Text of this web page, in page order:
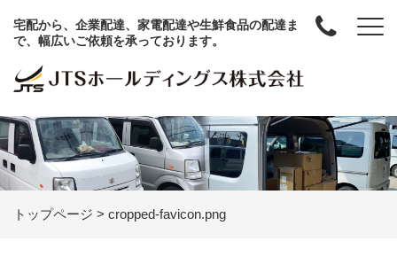
宅配から、企業配達、家電配達や生鮮食品の配達ま
で、幅広いご依頼を承っております。
トップページ > cropped-favicon.png